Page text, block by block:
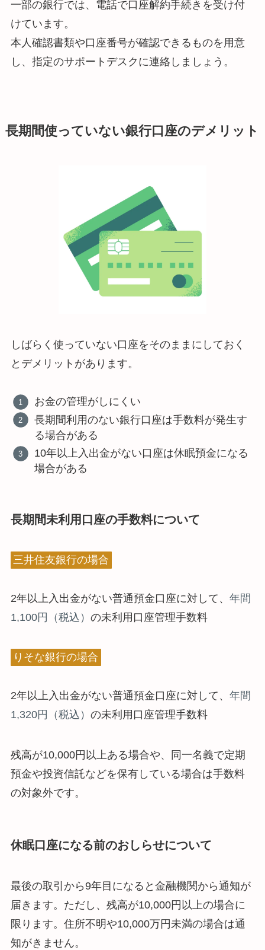
一部の銀行では、電話で口座解約手続きを受け付
けています。
本人確認書類や口座番号が確認できるものを用意
し、指定のサポートデスクに連絡しましょう。
長期間使っていない銀行口座のデメリット
しばらく使っていない口座をそのままにしておく
とデメリットがあります。
お金の管理がしにくい
長期間利用のない銀行口座は手数料が発生す
る場合がある
10年以上入出金がない口座は休眠預金になる
場合がある
長期間未利用口座の手数料について
三井住友銀行の場合
2年以上入出金がない普通預金口座に対して、 年間
1,100円（税込） の未利用口座管理手数料
りそな銀行の場合
2年以上入出金がない普通預金口座に対して、 年間
1,320円（税込） の未利用口座管理手数料
残高が10,000円以上ある場合や、同一名義で定期
預金や投資信託などを保有している場合は手数料
の対象外です。
休眠口座になる前のおしらせについて
最後の取引から9年目になると金融機関から通知が
届きます。ただし、残高が10,000円以上の場合に
限ります。住所不明や10,000万円未満の場合は通
知がきません。